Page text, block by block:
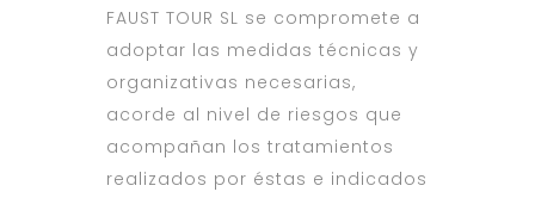
FAUST TOUR SL se compromete a
adoptar las medidas técnicas y
organizativas necesarias,
acorde al nivel de riesgos que
acompañan los tratamientos
realizados por éstas e indicados